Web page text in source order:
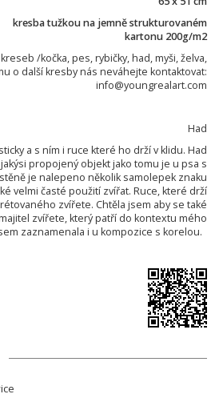
kresba tužkou na jemně strukturovaném
kartonu 200g/m2
/kočka, pes, rybičky, had, myši, želva,
o další kresby nás neváhejte kontaktovat:
info@youngrealart.com
Had
a s ním i ruce které ho drží v klidu. Had
propojený objekt jako tomu je u psa s
je nalepeno několik samolepek znaku
velmi časté použití zvířat. Ruce, které drží
zvířete. Chtěla jsem aby se také
zvířete, který patří do kontextu mého
zaznamenala i u kompozice s korelou.